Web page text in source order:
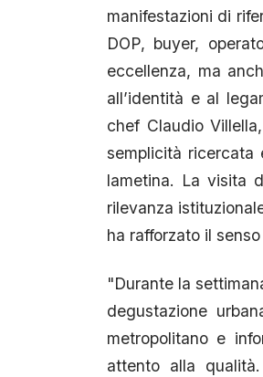
manifestazioni di
DOP, buyer,
eccellenza, ma
all’identità e al
chef Claudio
semplicità ricercata
lametina. La visita
rilevanza
ha rafforzato il
"Durante la
degustazione
metropolitano e
attento alla